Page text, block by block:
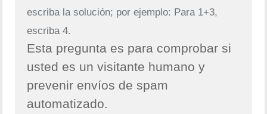
escriba la solución; por ejemplo: Para 1+3,
escriba 4.
Esta pregunta es para comprobar si
usted es un visitante humano y
prevenir envíos de spam
automatizado.